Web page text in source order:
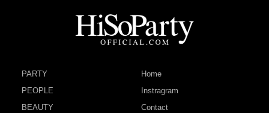
PARTY
PEOPLE
BEAUTY
Home
Instragram
Contact